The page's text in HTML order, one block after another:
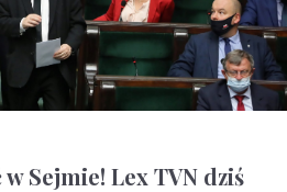
Sejmie! Lex TVN dziś